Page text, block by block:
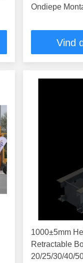
Ondiepe
Vind
1000±5mm
Retractable
20/25/30/40/